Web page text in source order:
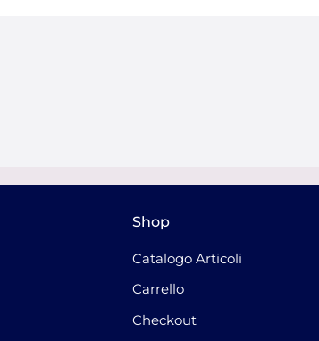
Shop
Catalogo Articoli
Carrello
Checkout